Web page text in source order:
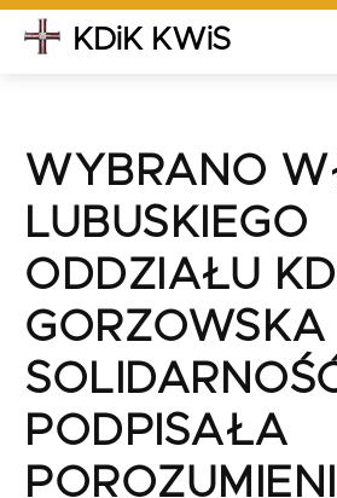
KDiK KWiS
WYBRANO
LUBUSKIEGO
ODDZIAŁU
GORZOWSKA
PODPISAŁA